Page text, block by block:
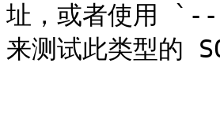
址，或者使用 `--